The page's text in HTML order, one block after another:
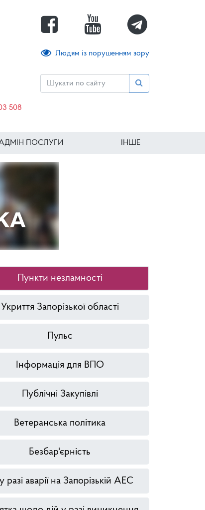
Людям із порушенням зору
508
ПОСЛУГИ ІНШЕ
Пункти незламності
Укриття Запорізької області
Пульс
Інформація для ВПО
Публічні Закупівлі
Ветеранська політика
Безбар'єрність
разі аварії на Запорізькій АЕС